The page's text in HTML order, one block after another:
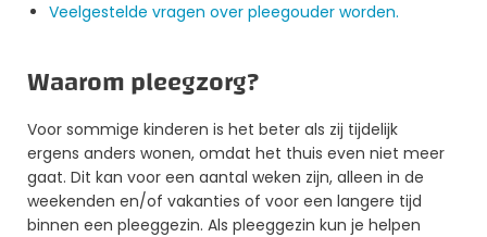
Veelgestelde vragen over pleegouder worden.
Waarom pleegzorg?
Voor sommige kinderen is het beter als zij tijdelijk
ergens anders wonen, omdat het thuis even niet meer
gaat. Dit kan voor een aantal weken zijn, alleen in de
weekenden en/of vakanties of voor een langere tijd
binnen een pleeggezin. Als pleeggezin kun je helpen